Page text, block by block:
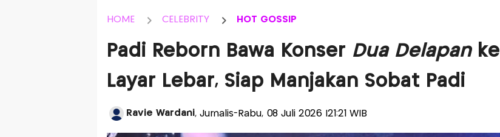
HOME CELEBRITY HOT GOSSIP
Padi Reborn Bawa Konser Dua Delapanke
Layar Lebar, Siap Manjakan Sobat Padi
Ravie Wardani, Jurnalis-Rabu, 08 Juli 2026 |21:21 WIB